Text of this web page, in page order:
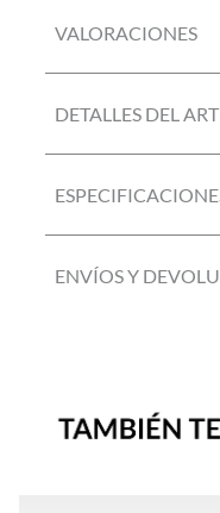
VALORACIONES
DETALLES DEL
ENVÍOS Y